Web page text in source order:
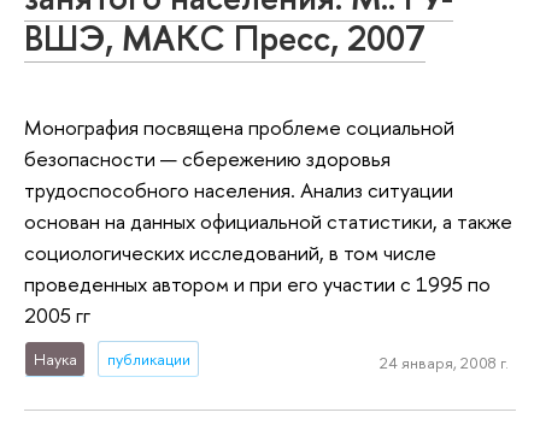
ВШЭ, МАКС Пресс, 2007
Монография посвящена проблеме социальной
безопасности — сбережению здоровья
трудоспособного населения. Анализ ситуации
основан на данных официальной статистики, а также
социологических исследований, в том числе
проведенных автором и при его участии с 1995 по
2005 гг
Наука публикации 24 января, 2008 г.